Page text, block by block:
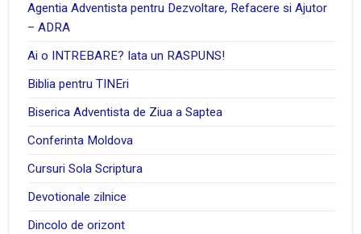
Agentia Adventista pentru Dezvoltare, Refacere si Ajutor
– ADRA
Ai o INTREBARE? Iata un RASPUNS!
Biblia pentru TINEri
Biserica Adventista de Ziua a Saptea
Conferinta Moldova
Cursuri Sola Scriptura
Devotionale zilnice
Dincolo de orizont